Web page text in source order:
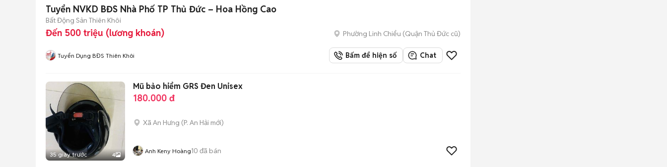
Tuyển NVKD BĐS Nhà Phố TP Thủ Đức – Hoa Hồng Cao
Bất Động Sản Thiên Khôi
Đến 500 triệu (lương khoán) Phường Linh Chiểu (Quận Thủ Đức cũ)
Tuyển Dụng BĐS Thiên Khôi Bấm để hiện số Chat
35 giây trước 4
Mũ bảo hiểm GRS Đen Unisex
180.000 đ
Xã An Hưng (P. An Hải mới)
Anh Keny Hoàng10 đã bán